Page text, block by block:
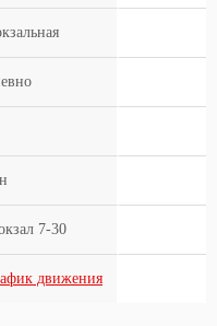
7-30
движения